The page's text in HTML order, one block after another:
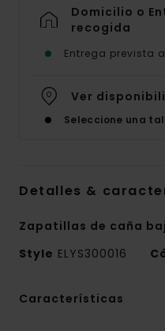
Domicilio o
recogida
Entrega prevista
Ver
Seleccione una
Detalles &
Zapatillas de caña
Style ELYS300016
Características